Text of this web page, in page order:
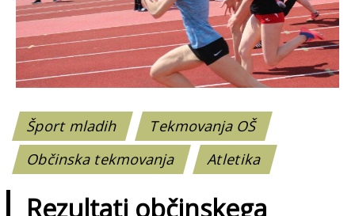
Šport mladih
Tekmovanja OŠ
Občinska tekmovanja
Atletika
Rezultati občinskega